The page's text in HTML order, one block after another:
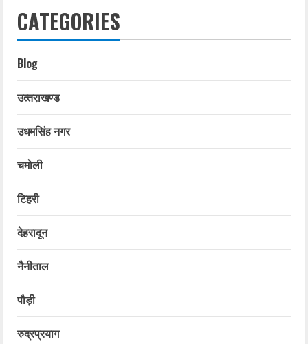
CATEGORIES
Blog
उत्‍तराखण्‍ड
उधमसिंह नगर
चमोली
टिहरी
देहरादून
नैनीताल
पौड़ी
रुद्रप्रयाग